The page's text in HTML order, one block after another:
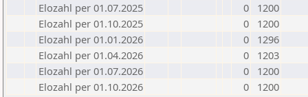
Elozahl per 01.07.2025
0
1200
Elozahl per 01.10.2025
0
1200
Elozahl per 01.01.2026
0
1296
Elozahl per 01.04.2026
0
1203
Elozahl per 01.07.2026
0
1200
Elozahl per 01.10.2026
0 1200